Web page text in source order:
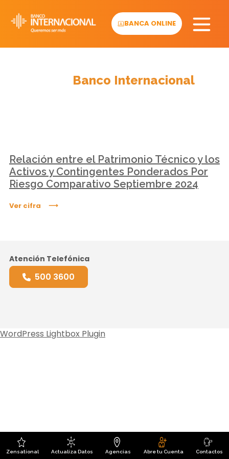
content
BANCA ONLINE
Banco Internacional
Relación entre el Patrimonio Técnico y los
Activos y Contingentes Ponderados Por
Riesgo Comparativo Septiembre 2024
Ver cifra
Atención Telefónica
500 3600
Zensational Actualiza Datos Agencias Abre tu Cuenta Contactos
WordPress Lightbox Plugin